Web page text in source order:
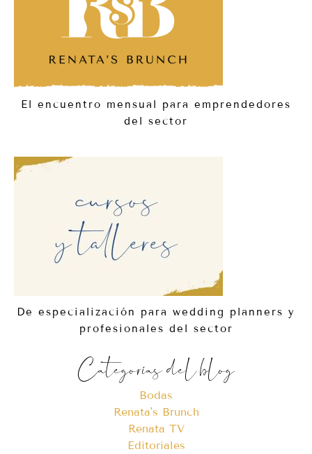
El encuentro mensual para emprendedores
del sector
De especialización para wedding planners y
profesionales del sector
Categorías del blog
Bodas
Renata's Brunch
Renata TV
Editoriales